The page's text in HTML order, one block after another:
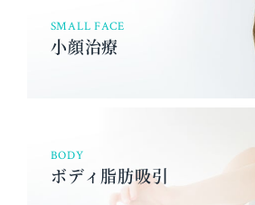
SMALL FACE
小顔治療
BODY
ボディ脂肪吸引